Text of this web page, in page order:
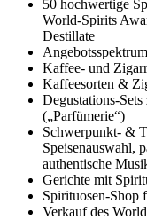
50 hochwertige
World-Spirits
Destillate
Kaffee- und
Kaffeesorten &
Degustations-
(„Parfümerie“)
Schwerpunkt- &
Speisenauswahl,
authentische
Gerichte mit
Spirituosen-Shop
Verkauf des